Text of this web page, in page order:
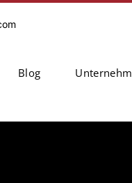
Blog